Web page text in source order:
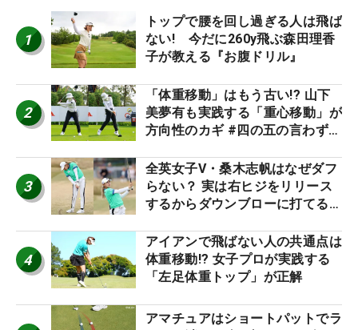
1
トップで腰を回し過ぎる人は飛ば
ない! 今だに260y飛ぶ森田理香
子が教える『お腹ドリル』
2
「体重移動」はもう古い!? 山下
美夢有も実践する「重心移動」が
方向性のカギ #四の五の言わず振
3
全英女子V・桑木志帆はなぜダフ
らない？ 実は右ヒジをリリース
するからダウンブローに打てる #
4
アイアンで飛ばない人の共通点は
体重移動!? 女子プロが実践する
「左足体重トップ」が正解
アマチュアはショートパットでラ